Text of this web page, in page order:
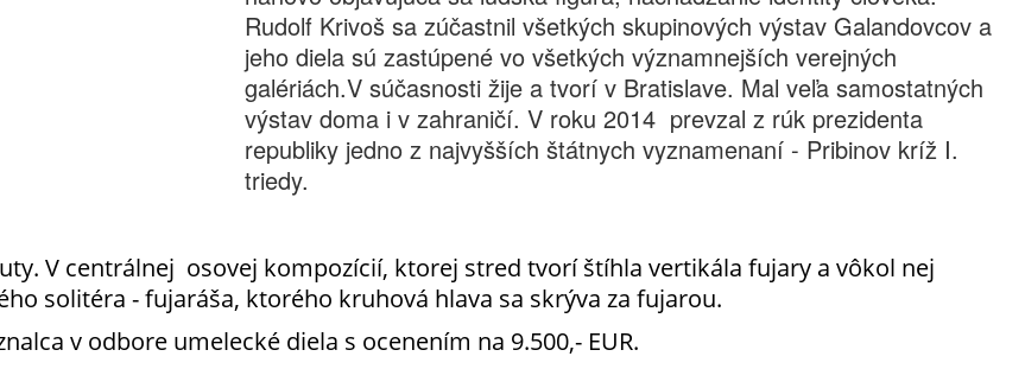
Rudolf Krivoš sa zúčastnil všetkých skupinových výstav Galandovcov a
jeho diela sú zastúpené vo všetkých významnejších verejných
galériách.V súčasnosti žije a tvorí v Bratislave. Mal veľa samostatných
výstav doma i v zahraničí. V roku 2014 prevzal z rúk prezidenta
republiky jedno z najvyšších štátnych vyznamenaní - Pribinov kríž I.
triedy.
V centrálnej osovej kompozícií, ktorej stred tvorí štíhla vertikála fujary a vôkol nej
solitéra - fujaráša, ktorého kruhová hlava sa skrýva za fujarou.
v odbore umelecké diela s ocenením na 9.500,- EUR.